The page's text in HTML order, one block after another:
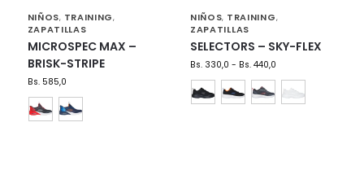
NIÑOS, TRAINING,
ZAPATILLAS
MICROSPEC MAX –
BRISK-STRIPE
Bs.585,0
NIÑOS, TRAINING,
ZAPATILLAS
SELECTORS – SKY-FLEX
Bs.330,0 - Bs.440,0